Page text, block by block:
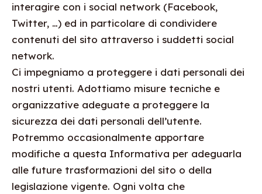
interagire con i social network (Facebook,
Twitter, …) ed in particolare di condividere
contenuti del sito attraverso i suddetti social
network.
Ci impegniamo a proteggere i dati personali dei
nostri utenti. Adottiamo misure tecniche e
organizzative adeguate a proteggere la
sicurezza dei dati personali dell’utente.
Potremmo occasionalmente apportare
modifiche a questa Informativa per adeguarla
alle future trasformazioni del sito o della
legislazione vigente. Ogni volta che